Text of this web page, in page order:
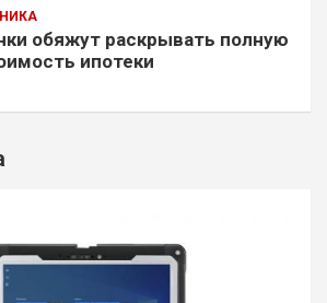
обяжут раскрывать полную
ипотеки